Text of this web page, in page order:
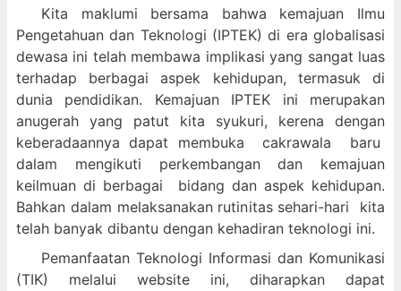
Kita maklumi bersama bahwa kemajuan Ilmu
Pengetahuan dan Teknologi (IPTEK) di era globalisasi
dewasa ini telah membawa implikasi yang sangat luas
terhadap berbagai aspek kehidupan, termasuk di
dunia pendidikan. Kemajuan IPTEK ini merupakan
anugerah yang patut kita syukuri, kerena dengan
keberadaannya dapat membuka cakrawala baru
dalam mengikuti perkembangan dan kemajuan
keilmuan di berbagai bidang dan aspek kehidupan.
Bahkan dalam melaksanakan rutinitas sehari-hari kita
telah banyak dibantu dengan kehadiran teknologi ini.
Pemanfaatan Teknologi Informasi dan Komunikasi
(TIK) melalui website ini, diharapkan dapat